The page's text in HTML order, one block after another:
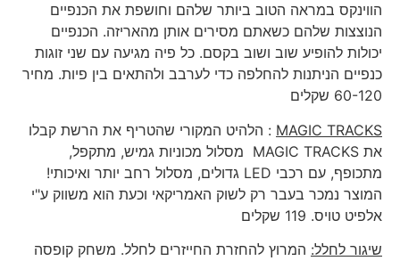
הווינקס במראה הטוב ביותר שלהם וחושפת את הכנפיים
הנוצצות שלהם כשאתם מסירים אותן מהאריזה. הכנפיים
יכולות להופיע שוב ושוב בקסם. כל פיה מגיעה עם שני זוגות
כנפיים הניתנות להחלפה כדי לערבב ולהתאים בין פיות. מחיר
60-120 שקלים
MAGIC TRACKS: הלהיט המקורי שהטריף את הרשת קבלו
את MAGIC TRACKS מסלול מכוניות גמיש, מתקפל,
מתכופף, עם רכבי LED גדולים, מסלול רחב יותר ואיכותי!
המוצר נמכר בעבר רק לשוק האמריקאי וכעת הוא משווק ע"י
אלפיט טויס. 119 שקלים
שיגור לחלל:המרוץ להחזרת החייזרים לחלל. משחק קופסה